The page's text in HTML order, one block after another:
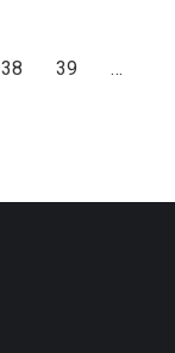
38 39
…